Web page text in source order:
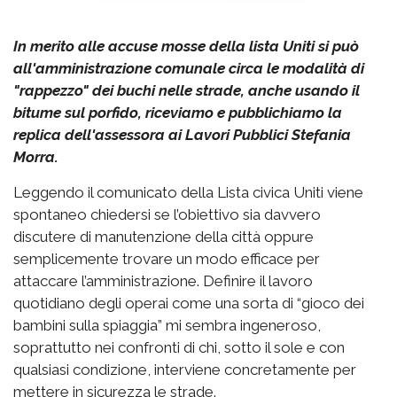
In merito alle accuse mosse della lista Uniti si può
all'amministrazione comunale circa le modalità di
"rappezzo" dei buchi nelle strade, anche usando il
bitume sul porfido, riceviamo e pubblichiamo la
replica dell'assessora ai Lavori Pubblici Stefania
Morra.
Leggendo il comunicato della Lista civica Uniti viene
spontaneo chiedersi se l’obiettivo sia davvero
discutere di manutenzione della città oppure
semplicemente trovare un modo efficace per
attaccare l’amministrazione. Definire il lavoro
quotidiano degli operai come una sorta di “gioco dei
bambini sulla spiaggia” mi sembra ingeneroso,
soprattutto nei confronti di chi, sotto il sole e con
qualsiasi condizione, interviene concretamente per
mettere in sicurezza le strade.